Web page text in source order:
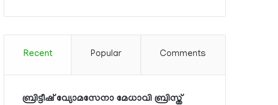
Recent Popular Comments
ബ്രിട്ടീഷ് വ്യോമസേനാ മേധാവി ബ്രിസ്ത്